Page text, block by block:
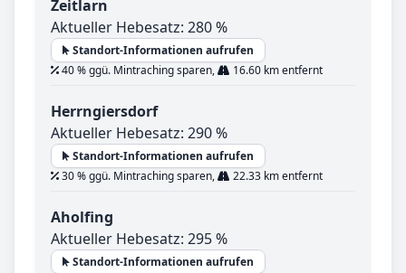
Zeitlarn
Aktueller Hebesatz: 280 %
Standort-Informationen aufrufen
40 % ggü. Mintraching sparen,
16.60 km entfernt
Herrngiersdorf
Aktueller Hebesatz: 290 %
Standort-Informationen aufrufen
30 % ggü. Mintraching sparen,
22.33 km entfernt
Aholfing
Aktueller Hebesatz: 295 %
Standort-Informationen aufrufen